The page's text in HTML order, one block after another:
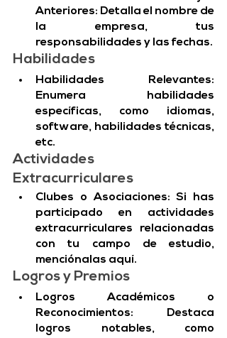
Anteriores: Detalla el nombre de
la empresa, tus
responsabilidades y las fechas.
Habilidades
Habilidades Relevantes:
Enumera habilidades
específicas, como idiomas,
software, habilidades técnicas,
etc.
Actividades
Extracurriculares
Clubes o Asociaciones: Si has
participado en actividades
extracurriculares relacionadas
con tu campo de estudio,
menciónalas aquí.
Logros y Premios
Logros Académicos o
Reconocimientos: Destaca
logros notables, como